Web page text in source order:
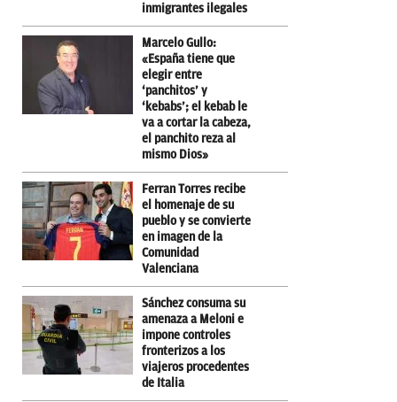
inmigrantes ilegales
Marcelo Gullo:
«España tiene que
elegir entre
‘panchitos’ y
‘kebabs’; el kebab le
va a cortar la cabeza,
el panchito reza al
mismo Dios»
Ferran Torres recibe
el homenaje de su
pueblo y se convierte
en imagen de la
Comunidad
Valenciana
Sánchez consuma su
amenaza a Meloni e
impone controles
fronterizos a los
viajeros procedentes
de Italia